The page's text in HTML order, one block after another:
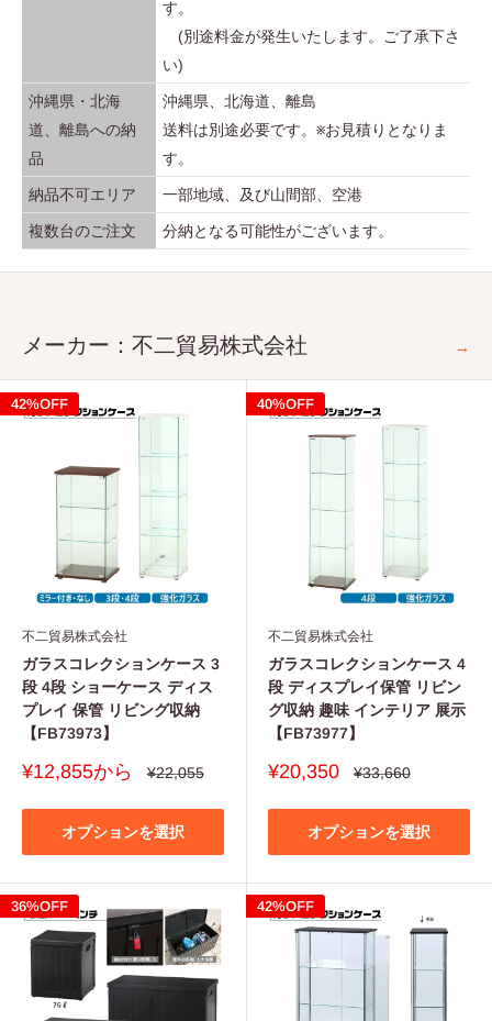
す。
(別途料金が発生いたします。ご了承下さ
い)
沖縄県・北海
道、離島への納
品
沖縄県、北海道、離島
送料は別途必要です。※お見積りとなりま
す。
納品不可エリア 一部地域、及び山間部、空港
複数台のご注文 分納となる可能性がございます。
メーカー：不二貿易株式会社 →
42%OFF
不二貿易株式会社
ガラスコレクションケース 3
段 4段 ショーケース ディス
プレイ 保管 リビング収納
【FB73973】
販
価
¥12,855から
通
¥22,055
オプションを選択
40%OFF
不二貿易株式会社
ガラスコレクションケース 4
段 ディスプレイ保管 リビン
グ収納 趣味 インテリア 展示
【FB73977】
販
価
¥20,350
通
¥33,660
オプションを選択
36%OFF 42%OFF